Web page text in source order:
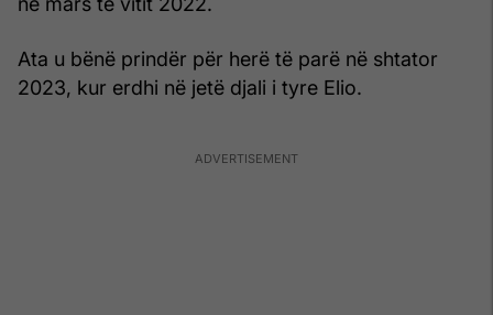
Ata u bënë prindër për herë të parë në shtator
2023, kur erdhi në jetë djali i tyre Elio.